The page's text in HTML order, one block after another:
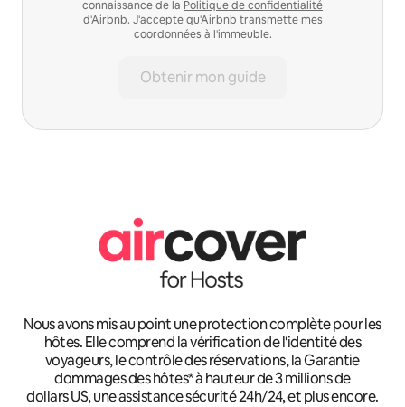
connaissance de la Politique de confidentialité
d'Airbnb. J'accepte qu'Airbnb transmette mes
coordonnées à l'immeuble.
Obtenir mon guide
Nous avons mis au point une protection complète pour les
hôtes. Elle comprend la vérification de l'identité des
voyageurs, le contrôle des réservations, la Garantie
dommages des hôtes* à hauteur de 3 millions de
dollars US, une assistance sécurité 24h/24, et plus encore.